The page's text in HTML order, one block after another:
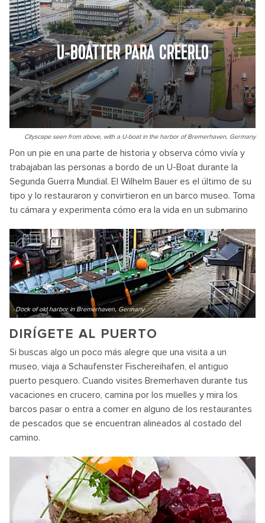
U-BOATTER PARA CREERLO
Cityscape seen from above, with a U-boat in the harbor of Bremerhaven, Germany
Pon un pie en una parte de historia y observa cómo vivía y
trabajaban las personas a bordo de un U-Boat durante la
Segunda Guerra Mundial. El Wilhelm Bauer es el último de su
tipo y lo restauraron y convirtieron en un barco museo. Toma
tu cámara y experimenta cómo era la vida en un submarino
Dock of old harbor in Bremerhaven, Germany
DIRÍGETE AL PUERTO
Si buscas algo un poco más alegre que una visita a un
museo, viaja a Schaufenster Fischereihafen, el antiguo
puerto pesquero. Cuando visites Bremerhaven durante tus
vacaciones en crucero, camina por los muelles y mira los
barcos pasar o entra a comer en alguno de los restaurantes
de pescados que se encuentran alineados al costado del
camino.